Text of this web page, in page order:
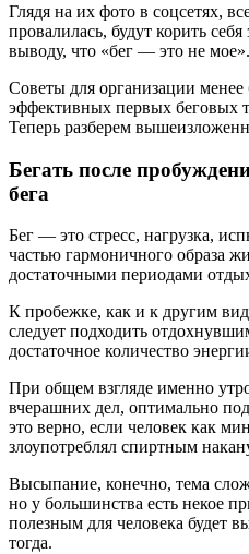
Глядя на их фото в соцсетях,
провалилась, будут корить
выводу, что «бег — это не мое».
Советы для организации
эффективных первых беговых
Теперь разберем
Бегать после
бега
Бег — это стресс, нагрузка,
частью гармоничного образа
достаточными периодами
К пробежке, как и к другим
следует подходить
достаточное количество
При общем взгляде именно
вчерашних дел, оптимально
это верно, если человек как
злоупотреблял спиртным
Высыпание, конечно, тема
но у большинства есть некое
полезным для человека будет
тогда.